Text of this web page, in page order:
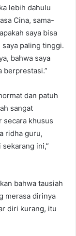
lebih dahulu
Cina, sama-
saya bisa
paling tinggi.
bahwa saya
berprestasi.”
dan patuh
sangat
secara khusus
ridha guru,
ini,”
bahwa tausiah
merasa dirinya
diri kurang, itu